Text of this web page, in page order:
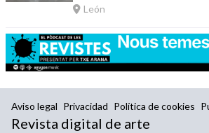
León
Aviso legal Privacidad Política de cookies
Revista digital de arte